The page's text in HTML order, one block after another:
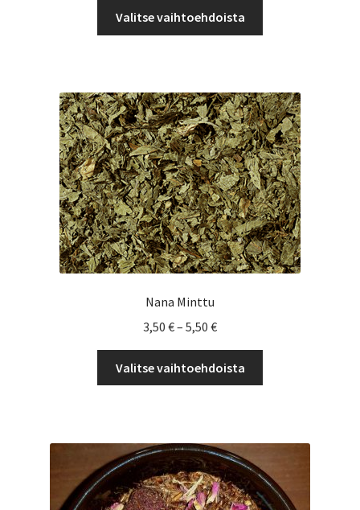
-
7,90 €
Valitse vaihtoehdoista
Voit
tehdä
valinnat
tuotteen
sivulla.
Nana Minttu
3,50 €– 5,50 €Hintaluokka:
-
5,50 €
Valitse vaihtoehdoista
tehdä
valinnat